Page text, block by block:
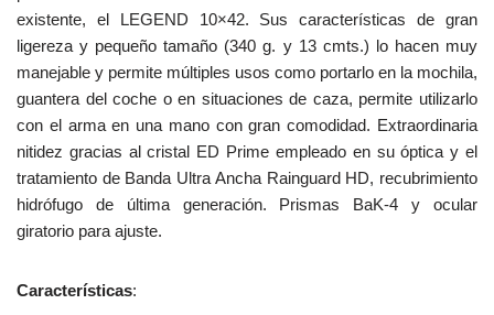
existente, el LEGEND 10×42. Sus características de gran
ligereza y pequeño tamaño (340 g. y 13 cmts.) lo hacen muy
manejable y permite múltiples usos como portarlo en la mochila,
guantera del coche o en situaciones de caza, permite utilizarlo
con el arma en una mano con gran comodidad. Extraordinaria
nitidez gracias al cristal ED Prime empleado en su óptica y el
tratamiento de Banda Ultra Ancha Rainguard HD, recubrimiento
hidrófugo de última generación. Prismas BaK-4 y ocular
giratorio para ajuste.
Características: